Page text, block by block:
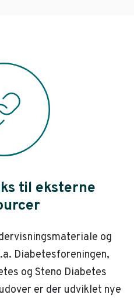
til eksterne
og
Diabetesforeningen,
og Steno Diabetes
er der udviklet nye